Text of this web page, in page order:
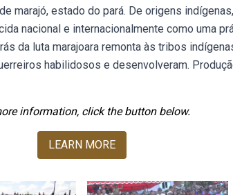
marajó, estado do pará. De origens
nacional e internacionalmente como uma
da luta marajoara remonta às tribos
habilidosos e desenvolveram.
information, click the button below.
LEARN MORE